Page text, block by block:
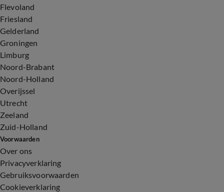
Flevoland
Friesland
Gelderland
Groningen
Limburg
Noord-Brabant
Noord-Holland
Overijssel
Utrecht
Zeeland
Zuid-Holland
Voorwaarden
Over ons
Privacyverklaring
Gebruiksvoorwaarden
Cookieverklaring